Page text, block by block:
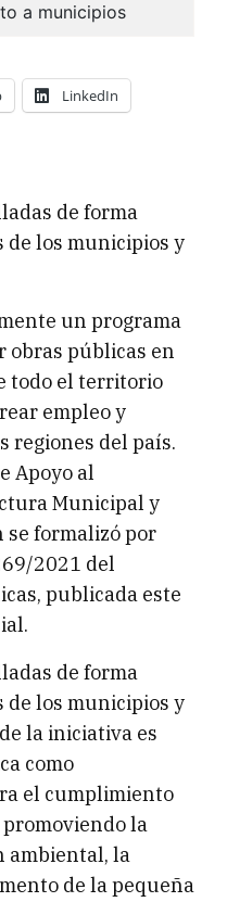
LinkedIn
de forma
de los municipios y
un programa
obras públicas en
todo el territorio
empleo y
regiones del país.
Apoyo al
Municipal y
se formalizó por
2021 del
publicada este
de forma
de los municipios y
la iniciativa es
como
el cumplimiento
la
ambiental, la
de la pequeña